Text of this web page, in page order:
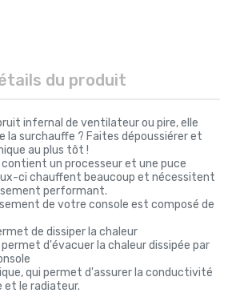
du produit
infernal de ventilateur ou pire, elle
la surchauffe ? Faites dépoussiérer et
au plus tôt !
contient un processeur et une puce
ci chauffent beaucoup et nécessitent
performant.
de votre console est composé de
de dissiper la chaleur
d'évacuer la chaleur dissipée par
qui permet d'assurer la conductivité
et le radiateur.